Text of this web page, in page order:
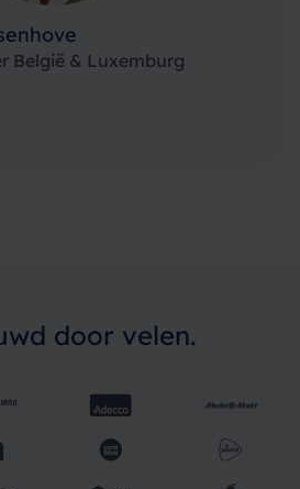
België & Luxemburg
door velen.